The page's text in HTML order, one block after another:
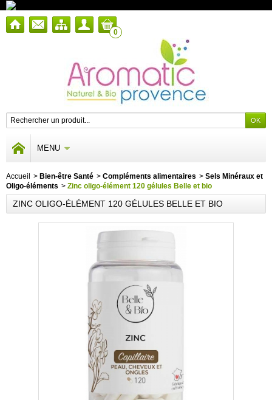
0
MENU
Accueil > Bien-être Santé > Compléments alimentaires > Sels Minéraux et
Oligo-éléments > Zinc oligo-élément 120 gélules Belle et bio
ZINC OLIGO-ÉLÉMENT 120 GÉLULES BELLE ET BIO